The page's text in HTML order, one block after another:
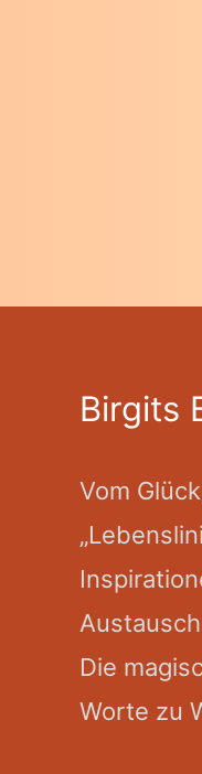
Birgits
Vom
Austausch
Die
Worte zu